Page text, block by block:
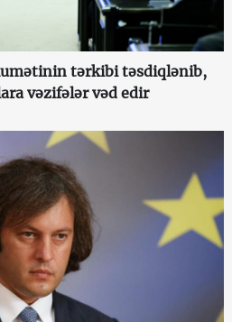
tərkibi təsdiqlənib,
vəzifələr vəd edir